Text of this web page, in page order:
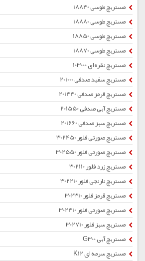
مستربچ طوسی 18840
مستربچ طوسی 18880
مستربچ طوسی 18850
مستربچ طوسی 18870
مستربچ نقره ای 103000
مستربچ سفید صدفی 201000
مستربچ قرمز صدفی 201440
مستربچ آبی صدفی 201550
مستربچ سبز صدفی 201660
مستربچ صورتی فلور 302450
مستربچ صورتی فلور 302550
مستربچ زرد فلور 302110
مستربچ نارنجی فلور 302210
مستربچ قرمز فلور 302310
مستربچ صورتی فلور 302410
مستربچ سبز فلور 302710
مستربچ آبی G300
مستربچ سرمه ای K12